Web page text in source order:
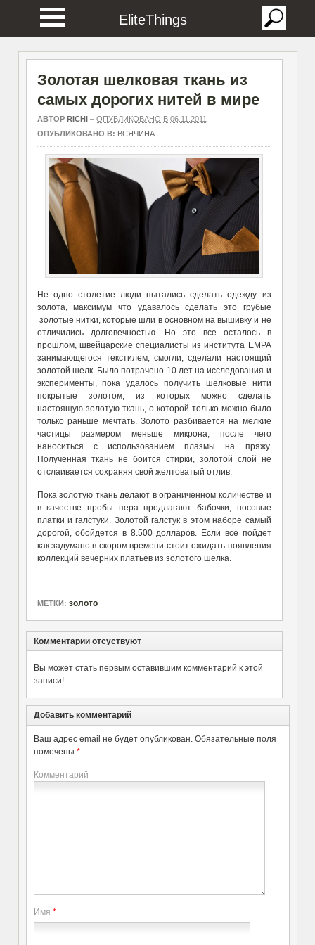
EliteThings
Золотая шелковая ткань из
самых дорогих нитей в мире
АВТОР RICHI– ОПУБЛИКОВАНО В 06.11.2011
ОПУБЛИКОВАНО В: ВСЯЧИНА
Не одно столетие люди пытались сделать одежду из
золота, максимум что удавалось cделать это грубые
золотые нитки, которые шли в основном на вышивку и не
отличились долговечностью. Но это все осталось в
прошлом, швейцарские специалисты из института EMPA
занимающегося текстилем, смогли, сделали настоящий
золотой шелк. Было потрачено 10 лет на исследования и
эксперименты, пока удалось получить шелковые нити
покрытые золотом, из которых можно сделать
настоящую золотую ткань, о которой только можно было
только раньше мечтать. Золото разбивается на мелкие
частицы размером меньше микрона, после чего
наноситься с использованием плазмы на пряжу.
Полученная ткань не боится стирки, золотой слой не
отслаивается сохраняя свой желтоватый отлив.
Пока золотую ткань делают в ограниченном количестве и
в качестве пробы пера предлагают бабочки, носовые
платки и галстуки. Золотой галстук в этом наборе самый
дорогой, обойдется в 8.500 долларов. Если все пойдет
как задумано в скором времени стоит ожидать появления
коллекций вечерних платьев из золотого шелка.
МЕТКИ: золото
Комментарии отсуствуют
Вы может стать первым оставившим комментарий к этой
записи!
Добавить комментарий
Ваш адрес email не будет опубликован. Обязательные поля
помечены *
Комментарий
Имя *